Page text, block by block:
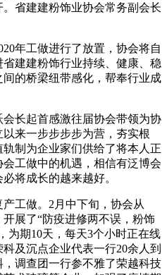
省建建粉饰业协会常务副会长
年工做进行了放置，协会将自
建建粉饰行业持续、健康、稳
的桥梁纽带感化，帮奉行业成
长起首感激往届协会带领为协
来一步步步步为营，夯实根
制为企业家们供给了将本人正
工做中的机遇，相信有泛博会
将成长的越来越好。
工做。2月中下旬，协会从
展了“防疫进修两不误，粉饰
为期10天，每天3个小时正在线
及沉点企业代表一行20余人到
调查团一行参不雅了荣越科技